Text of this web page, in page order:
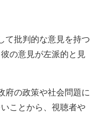
て批判的な意見を持つ
の意見が左派的と見
府の政策や社会問題に
ことから、視聴者や